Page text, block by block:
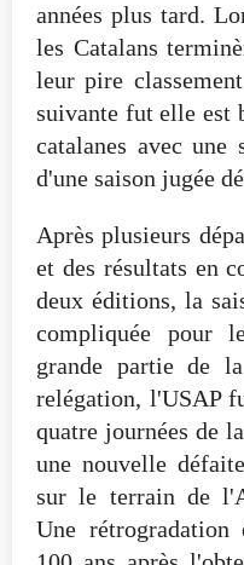
années plus tard.
les Catalans
leur pire
suivante fut elle est
catalanes avec
d'une saison jugée
Après plusieurs
et des résultats en
deux éditions, la
compliquée pour
grande partie de
relégation, l'USAP
quatre journées de
une nouvelle
sur le terrain de
Une